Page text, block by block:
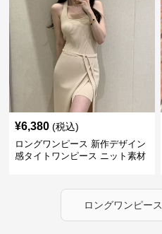
¥6,380 (税込)
ロングワンピース 新作デザイン
感タイトワンピース ニット素材
ロングワンピース